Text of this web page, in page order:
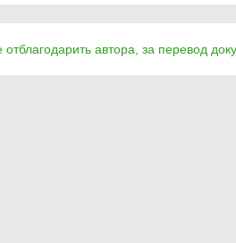
автора, за перевод